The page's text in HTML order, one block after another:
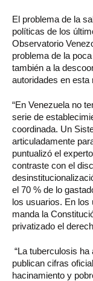
El problema de la
políticas de los
Observatorio
problema de la
también a la
autoridades en esta
“En Venezuela no
serie de
coordinada. Un
articuladamente
puntualizó el
contraste con el
el 70 % de lo
los usuarios. En los
manda la
privatizado el
“La tuberculosis
publican cifras
hacinamiento y